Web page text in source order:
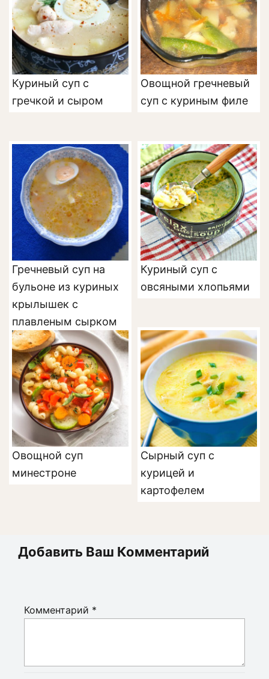
Куриный суп с
гречкой и сыром
Овощной гречневый
суп с куриным филе
Гречневый суп на
бульоне из куриных
крылышек с
плавленым сырком
Куриный суп с
овсяными хлопьями
Овощной суп
минестроне
Сырный суп с
курицей и
картофелем
Добавить Ваш Комментарий
Комментарий *